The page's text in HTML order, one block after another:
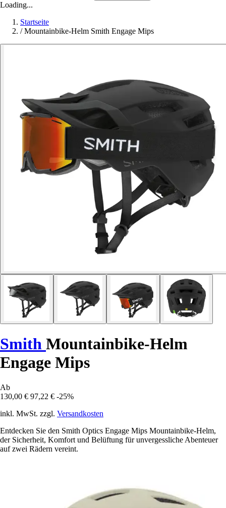
Loading...
Startseite
/ Mountainbike-Helm Smith Engage Mips
Smith Mountainbike-Helm
Engage Mips
Ab
130,00 € 97,22 € -25%
inkl. MwSt. zzgl. Versandkosten
Entdecken Sie den Smith Optics Engage Mips Mountainbike-Helm,
der Sicherheit, Komfort und Belüftung für unvergessliche Abenteuer
auf zwei Rädern vereint.